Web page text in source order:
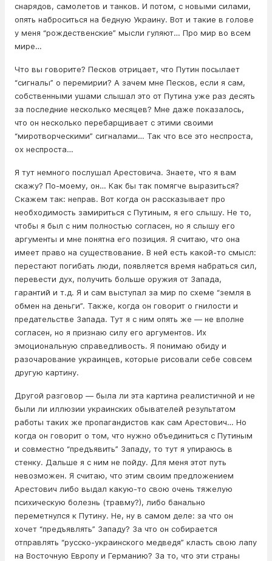
снарядов, самолетов и танков. И потом, с новыми силами,
опять наброситься на бедную Украину. Вот и такие в голове
у меня “рождественские” мысли гуляют… Про мир во всем
мире…
Что вы говорите? Песков отрицает, что Путин посылает
“сигналы” о перемирии? А зачем мне Песков, если я сам,
собственными ушами слышал это от Путина уже раз десять
за последние несколько месяцев? Мне даже показалось,
что он несколько перебарщивает с этими своими
“миротворческими” сигналами… Так что все это неспроста,
ох неспроста…
Я тут немного послушал Арестовича. Знаете, что я вам
скажу? По-моему, он… Как бы так помягче выразиться?
Скажем так: неправ. Вот когда он рассказывает про
необходимость замириться с Путиным, я его слышу. Не то,
чтобы я был с ним полностью согласен, но я слышу его
аргументы и мне понятна его позиция. Я считаю, что она
имеет право на существование. В ней есть какой-то смысл:
перестают погибать люди, появляется время набраться сил,
перевести дух, получить больше оружия от Запада,
гарантий и т.д. Я и сам выступал за мир по схеме “земля в
обмен на деньги”. Также, когда он говорит о гнилости и
предательстве Запада. Тут я с ним опять же — не вполне
согласен, но я признаю силу его аргументов. Их
эмоциональную справедливость. Я понимаю обиду и
разочарование украинцев, которые рисовали себе совсем
другую картину.
Другой разговор — была ли эта картина реалистичной и не
были ли иллюзии украинских обывателей результатом
работы таких же пропагандистов как сам Арестович… Но
когда он говорит о том, что нужно объединиться с Путиным
и совместно “предъявить” Западу, то тут я упираюсь в
стенку. Дальше я с ним не пойду. Для меня этот путь
невозможен. Я считаю, что этим своим предложением
Арестович либо выдал какую-то свою очень тяжелую
психическую болезнь (травму?), либо банально
переметнулся к Путину. Не, ну в самом деле: за что он
хочет “предъявлять” Западу? За что он собирается
отправлять “русско-украинского медведя” класть свою лапу
на Восточную Европу и Германию? За то, что эти страны